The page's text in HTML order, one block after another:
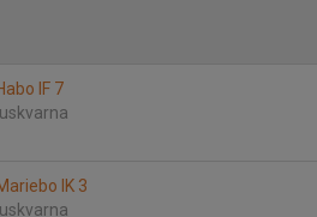
IF 7
IK 3